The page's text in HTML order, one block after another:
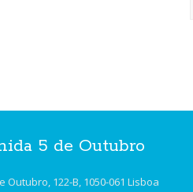
5 de Outubro
Outubro, 122-B, 1050-061 Lisboa